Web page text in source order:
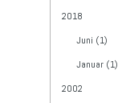
2018
Juni (1)
Januar (1)
2002